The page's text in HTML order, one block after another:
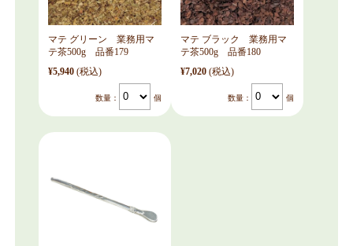
マテ グリーン 業務用マ
テ茶500g 品番179
¥5,940 (税込)
数量： 個
マテ ブラック 業務用マ
テ茶500g 品番180
¥7,020 (税込)
数量： 個